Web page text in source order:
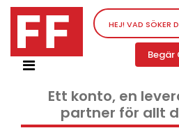
Begär
Nätverksutrustning
Service, supportprogram och
Mjukvara
Dator PC-utrustning
Ett konto, en
partner för allt